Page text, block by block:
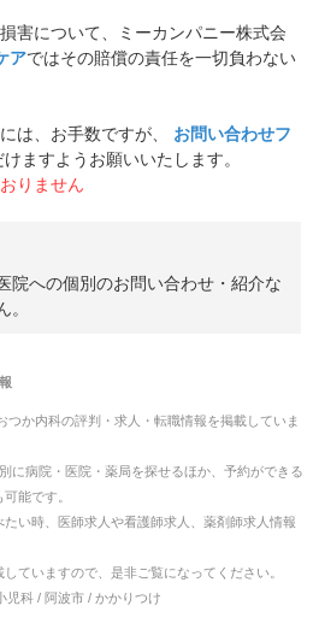
害について、ミーカンパニー株式会
アではその賠償の責任を一切負わない
は、お手数ですが、
お問い合わせフ
ますようお願いいたします。
りません
院への個別のお問い合わせ・紹介な
。
つか内科の評判・求人・転職情報を掲載していま
に病院・医院・薬局を探せるほか、予約ができる
能です。
い時、医師求人や看護師求人、薬剤師求人情報
ていますので、是非ご覧になってください。
児科 / 阿波市 / かかりつけ